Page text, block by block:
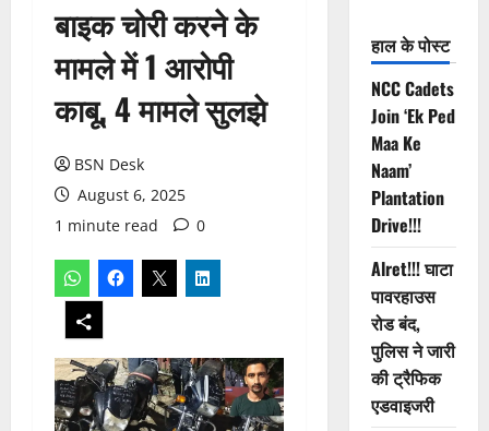
बाइक चोरी करने के
मामले में 1 आरोपी
काबू, 4 मामले सुलझे
BSN Desk
August 6, 2025
1 minute read
0
हाल के पोस्ट
NCC Cadets
Join ‘Ek Ped
Maa Ke
Naam’
Plantation
Drive!!!
Alret!!! घाटा
पावरहाउस
रोड बंद,
पुलिस ने जारी
की ट्रैफिक
एडवाइजरी